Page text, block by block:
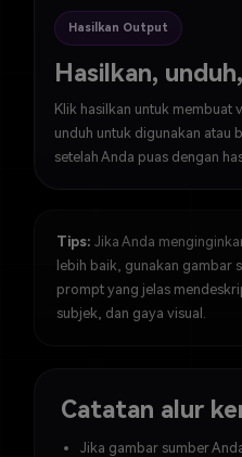
Hasilkan Output
Hasilkan,
Klik hasilkan untuk membuat
unduh untuk digunakan atau
setelah Anda puas dengan
Tips: Jika Anda
lebih baik, gunakan gambar
prompt yang jelas
subjek, dan gaya visual.
Catatan alur
Jika gambar sumber